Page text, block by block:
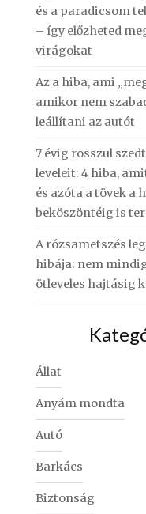
és a paradicsom
– így előzheted
virágokat
Az a hiba, ami
amikor nem
leállítani az autót
7 évig rosszul
leveleit: 4 hiba,
és azóta a tövek a
beköszöntéig is
A rózsametszés
hibája: nem
ötleveles hajtásig
Állat
Anyám mondta
Autó
Barkács
Biztonság